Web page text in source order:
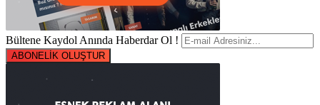
Bültene Kaydol Anında Haberdar Ol !
ABONELİK OLUŞTUR